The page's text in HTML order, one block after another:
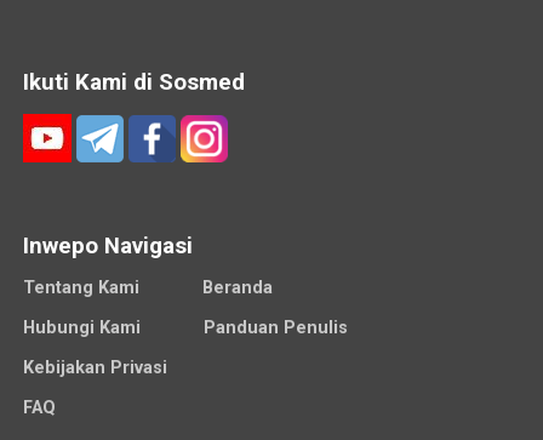
Ikuti Kami di Sosmed
Inwepo Navigasi
Tentang Kami
Beranda
Hubungi Kami
Panduan Penulis
Kebijakan Privasi
FAQ